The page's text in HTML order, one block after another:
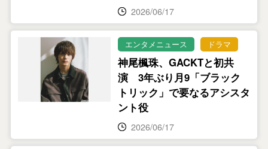
2026/06/17
エンタメニュース ドラマ
神尾楓珠、GACKTと初共
演 3年ぶり月9「ブラック
トリック」で要なるアシスタ
ント役
2026/06/17